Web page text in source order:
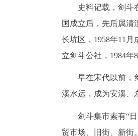
史料记载，剑斗
国成立后，先后属清
长坑区，1958年11
立剑斗公社，1984年
早在宋代以前，
溪水运，成为安溪、
剑斗集市素有“
贸市场、旧街、新街